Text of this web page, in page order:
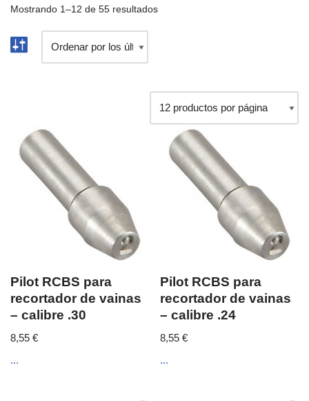
Mostrando 1–12 de 55 resultados
Pilot RCBS para
recortador de vainas
– calibre .30
8,55 €
...
Pilot RCBS para
recortador de vainas
– calibre .24
8,55€
...